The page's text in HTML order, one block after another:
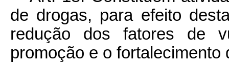
de drogas, para efeito
redução dos fatores de
promoção e o